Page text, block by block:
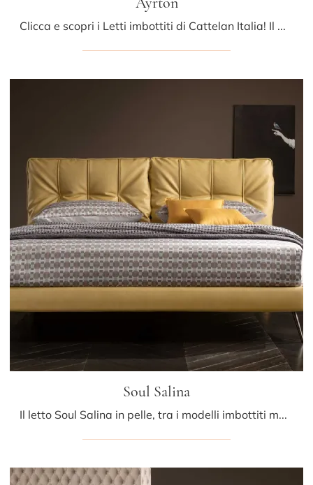
Clicca e scopri i Letti imbottiti di Cattelan Italia! Il modello Ayrton in pelle ti aspetta nelle versioni matrimoniali.
Soul Salina
Il letto Soul Salina in pelle, tra i modelli imbottiti matrimoniali design di Altrenotti, è pensato per assicurarti il riposo migliore.